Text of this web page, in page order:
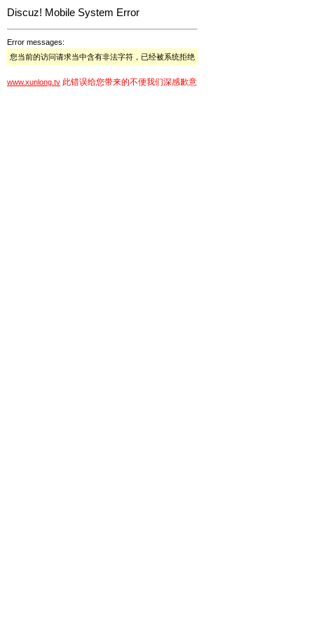
Discuz! Mobile System Error
Error messages:
您当前的访问请求当中含有非法字符，已经被系统拒绝
www.xunlong.tv 此错误给您带来的不便我们深感歉意